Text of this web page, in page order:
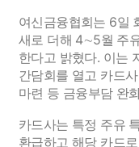
여신금융협회는 6일
새로 더해 4∼5월 주
한다고 밝혔다. 이는
간담회를 열고 카드
마련 등 금융부담 완
카드사는 특정 주유
환급하고 해당 카드